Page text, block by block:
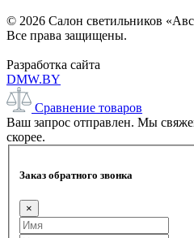
© 2026 Салон светильников
Все права защищены.
Разработка сайта
DMW.BY
Сравнение товаров
Ваш запрос отправлен. Мы
скорее.
Заказ обратного звонка
×